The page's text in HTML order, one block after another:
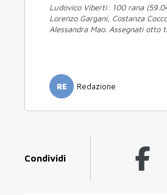
Ludovico Viberti: 100 rana
Lorenzo Gargani, Costanza
Alessandra Mao. Assegnati otto
RE Redazione
Condividi